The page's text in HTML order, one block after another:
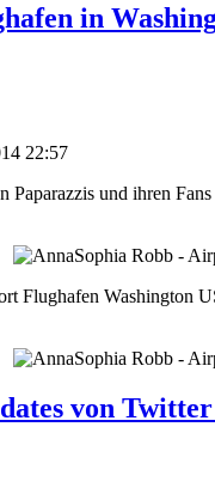
in
22:57
und ihren
von